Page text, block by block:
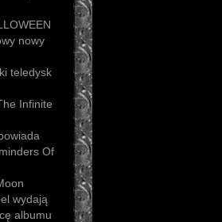
nowy
teledysk
Infinite
Of
wydają
albumu